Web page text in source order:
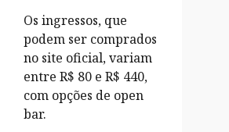
Os ingressos, que
podem ser comprados
no site oficial, variam
entre R$ 80 e R$ 440,
com opções de open
bar.